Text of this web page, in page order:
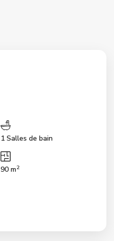
1 Salles de bain
90 m2